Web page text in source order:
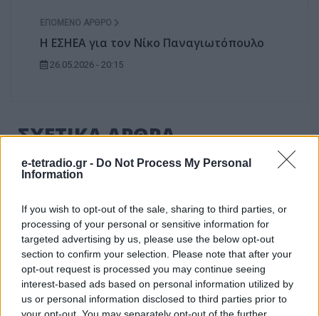
e-tetradio.gr - Do Not Process My Personal
Information
If you wish to opt-out of the sale, sharing to third parties, or
processing of your personal or sensitive information for
targeted advertising by us, please use the below opt-out
section to confirm your selection. Please note that after your
opt-out request is processed you may continue seeing
interest-based ads based on personal information utilized by
us or personal information disclosed to third parties prior to
your opt-out. You may separately opt-out of the further
ΕΠΌΜΕΝΟ ΆΡΘΡΟ
Η ΕΣΗΕΑ για τον Νίκο Παναγιωτόπουλο
26.05.2026 - 20:15
ΣΧΕΤΙΚΑ ΑΡΘΡΑ